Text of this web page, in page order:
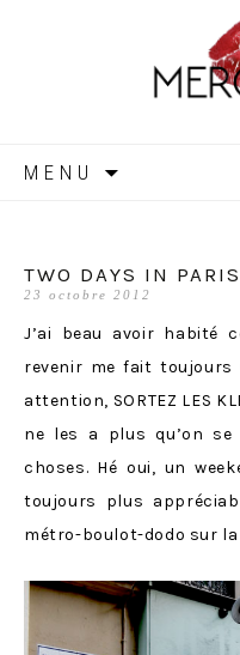
MENU
TWO DAYS IN
23 octobre 2012
J’ai beau avoir habité
revenir me fait toujours
attention, SORTEZ LES
ne les a plus qu’on
choses. Hé oui, un
toujours plus
métro-boulot-dodo sur